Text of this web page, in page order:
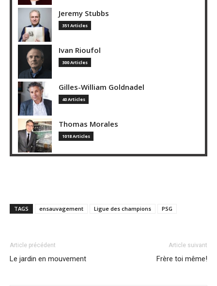
Jeremy Stubbs
351 Articles
Ivan Rioufol
300 Articles
Gilles-William Goldnadel
40 Articles
Thomas Morales
1018 Articles
TAGS ensauvagement Ligue des champions PSG
Article précédent
Le jardin en mouvement
Article suivant
Frère toi même!